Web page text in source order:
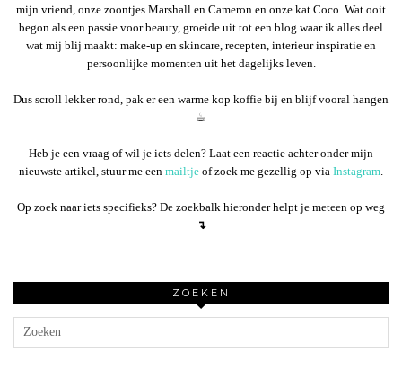
mijn vriend, onze zoontjes Marshall en Cameron en onze kat Coco. Wat ooit
begon als een passie voor beauty, groeide uit tot een blog waar ik alles deel
wat mij blij maakt: make-up en skincare, recepten, interieur inspiratie en
persoonlijke momenten uit het dagelijks leven.
Dus scroll lekker rond, pak er een warme kop koffie bij en blijf vooral hangen
☕︎
Heb je een vraag of wil je iets delen? Laat een reactie achter onder mijn
nieuwste artikel, stuur me een mailtje of zoek me gezellig op via Instagram.
Op zoek naar iets specifieks? De zoekbalk hieronder helpt je meteen op weg
↴
ZOEKEN